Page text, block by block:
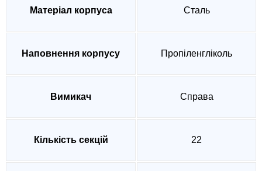
Матеріал корпуса Сталь
Наповнення корпусу Пропіленгліколь
Вимикач Справа
Кількість секцій 22